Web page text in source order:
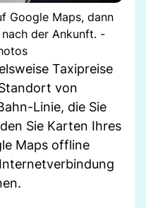
Google Maps, dann
der Ankunft. -
Taxipreise
von
Linie, die Sie
Sie Karten Ihres
Maps offline